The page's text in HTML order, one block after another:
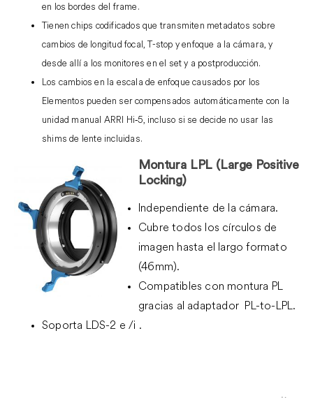
en los bordes del frame.
Tienen chips codificados que transmiten metadatos sobre
cambios de longitud focal, T-stop y enfoque a la cámara, y
desde allí a los monitores en el set y a postproducción.
Los cambios en la escala de enfoque causados por los
Elementos pueden ser compensados automáticamente con la
unidad manual ARRI Hi‑5, incluso si se decide no usar las
shims de lente incluidas.
Montura LPL (Large Positive
Locking)
Independiente de la cámara.
Cubre todos los círculos de
imagen hasta el largo formato
(46mm).
Compatibles con montura PL
gracias al adaptador PL-to-LPL.
Soporta LDS-2 e /i .